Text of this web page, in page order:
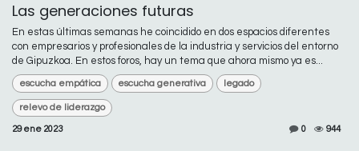
Las generaciones futuras
En estas últimas semanas he coincidido en dos espacios diferentes
con empresarios y profesionales de la industria y servicios del entorno
de Gipuzkoa. En estos foros, hay un tema que ahora mismo ya es...
escucha empática escucha generativa legado
relevo de liderazgo
29 ene 2023 0 944